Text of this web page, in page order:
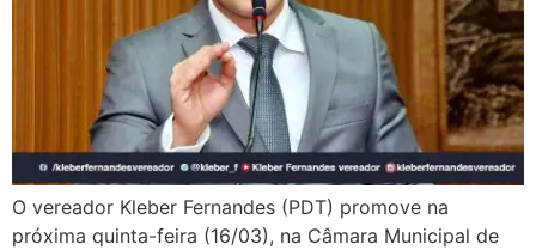
O vereador Kleber Fernandes (PDT) promove na
próxima quinta-feira (16/03), na Câmara Municipal de